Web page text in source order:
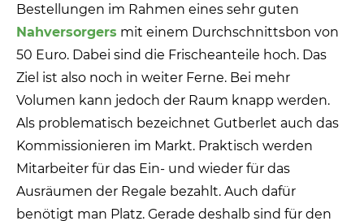
Bestellungen im Rahmen eines sehr guten
Nahversorgers mit einem Durchschnittsbon von
50 Euro. Dabei sind die Frischeanteile hoch. Das
Ziel ist also noch in weiter Ferne. Bei mehr
Volumen kann jedoch der Raum knapp werden.
Als problematisch bezeichnet Gutberlet auch das
Kommissionieren im Markt. Praktisch werden
Mitarbeiter für das Ein- und wieder für das
Ausräumen der Regale bezahlt. Auch dafür
benötigt man Platz. Gerade deshalb sind für den